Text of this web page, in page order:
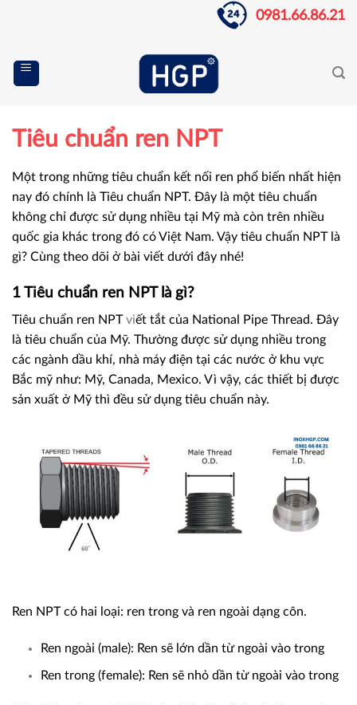
0981.66.86.21
Tiêu chuẩn ren NPT
Một trong những tiêu chuẩn kết nối ren phổ biến nhất hiện
nay đó chính là Tiêu chuẩn NPT. Đây là một tiêu chuẩn
không chỉ được sử dụng nhiều tại Mỹ mà còn trên nhiều
quốc gia khác trong đó có Việt Nam. Vậy tiêu chuẩn NPT là
gì? Cùng theo dõi ở bài viết dưới đây nhé!
1 Tiêu chuẩn ren NPT là gì?
Tiêu chuẩn ren NPTviết tắt của National Pipe Thread. Đây
là tiêu chuẩn của Mỹ. Thường được sử dụng nhiều trong
các ngành dầu khí, nhà máy điện tại các nước ở khu vực
Bắc mỹ như: Mỹ, Canada, Mexico. Vì vậy, các thiết bị được
sản xuất ở Mỹ thì đều sử dụng tiêu chuẩn này.
Ren NPT có hai loại: ren trong và ren ngoài dạng côn.
Ren ngoài (male): Ren sẽ lớn dần từ ngoài vào trong
Ren trong (female): Ren sẽ nhỏ dần từ ngoài vào trong